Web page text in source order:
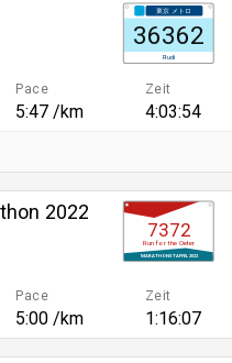
東京 メトロ
Rudi
36362
Pace
5:47 /km
Zeit
4:03:54
2022
Run for the Oeter
MARATHONSTAFFEL 2022
7372
Pace
5:00 /km
Zeit
1:16:07